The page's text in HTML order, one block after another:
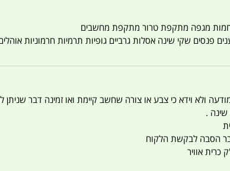
פנסים שקי שינה אסלות גרביים גופיות תרמיות חרמוניות
ולא וידא כי צבע או צורה שחשב קיימת ואו זמינה דבר
שינה .
עבר הסבה לבקשת הלקוח
כרית אוויר